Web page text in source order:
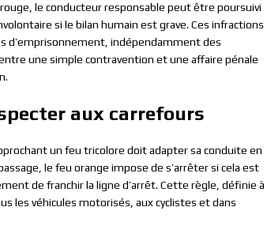
le conducteur responsable peut être poursuivi
si le bilan humain est grave. Ces infractions
d’emprisonnement, indépendamment des
une simple contravention et une affaire pénale
aux carrefours
un feu tricolore doit adapter sa conduite en
le feu orange impose de s’arrêter si cela est
de franchir la ligne d’arrêt. Cette règle, définie à
les véhicules motorisés, aux cyclistes et dans